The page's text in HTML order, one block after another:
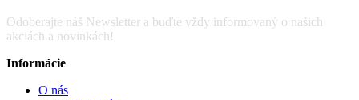
Odoberajte náš Newsletter a buďte vždy informovaný o našich
akciách a novinkách!
Informácie
O nás